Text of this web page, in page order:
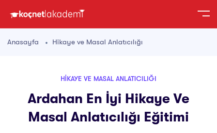
Anasayfa Hikaye ve Masal Anlatıcılığı
HIKAYE VE MASAL ANLATICILIĞI
Ardahan En İyi Hikaye Ve
Masal Anlatıcılığı Eğitimi